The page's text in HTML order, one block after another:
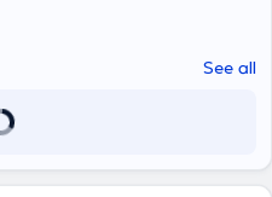
See all